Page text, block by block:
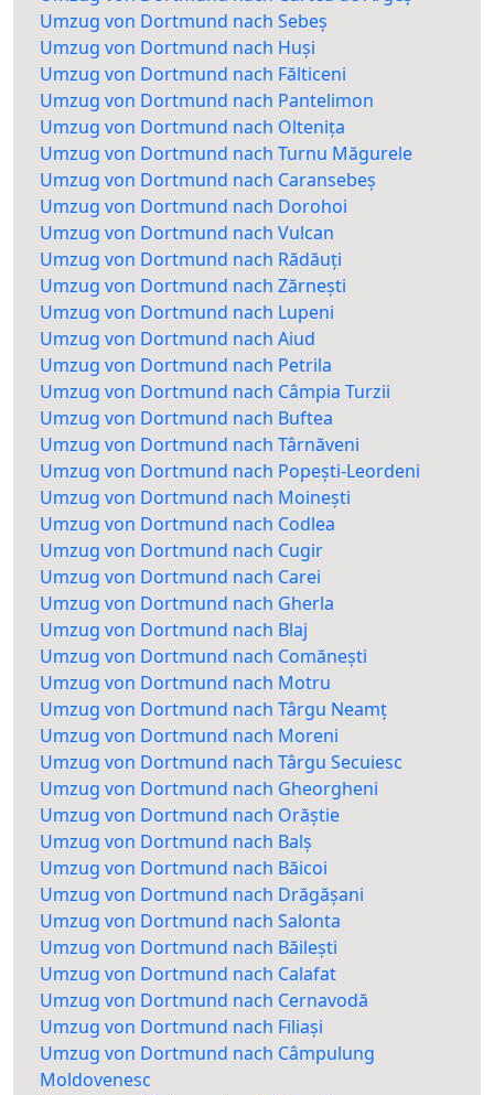
Umzug von Dortmund nach Sebeș
Umzug von Dortmund nach Huși
Umzug von Dortmund nach Fălticeni
Umzug von Dortmund nach Pantelimon
Umzug von Dortmund nach Oltenița
Umzug von Dortmund nach Turnu Măgurele
Umzug von Dortmund nach Caransebeș
Umzug von Dortmund nach Dorohoi
Umzug von Dortmund nach Vulcan
Umzug von Dortmund nach Rădăuți
Umzug von Dortmund nach Zărnești
Umzug von Dortmund nach Lupeni
Umzug von Dortmund nach Aiud
Umzug von Dortmund nach Petrila
Umzug von Dortmund nach Câmpia Turzii
Umzug von Dortmund nach Buftea
Umzug von Dortmund nach Târnăveni
Umzug von Dortmund nach Popești-Leordeni
Umzug von Dortmund nach Moinești
Umzug von Dortmund nach Codlea
Umzug von Dortmund nach Cugir
Umzug von Dortmund nach Carei
Umzug von Dortmund nach Gherla
Umzug von Dortmund nach Blaj
Umzug von Dortmund nach Comănești
Umzug von Dortmund nach Motru
Umzug von Dortmund nach Târgu Neamț
Umzug von Dortmund nach Moreni
Umzug von Dortmund nach Târgu Secuiesc
Umzug von Dortmund nach Gheorgheni
Umzug von Dortmund nach Orăștie
Umzug von Dortmund nach Balș
Umzug von Dortmund nach Băicoi
Umzug von Dortmund nach Drăgășani
Umzug von Dortmund nach Salonta
Umzug von Dortmund nach Băilești
Umzug von Dortmund nach Calafat
Umzug von Dortmund nach Cernavodă
Umzug von Dortmund nach Filiași
Umzug von Dortmund nach Câmpulung
Moldovenesc